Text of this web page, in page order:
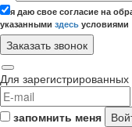
я даю свое согласие на
указанными здесь условиями
Для
запомнить меня